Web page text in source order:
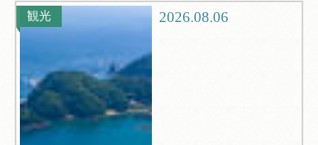
観光
観光 2026.08.06